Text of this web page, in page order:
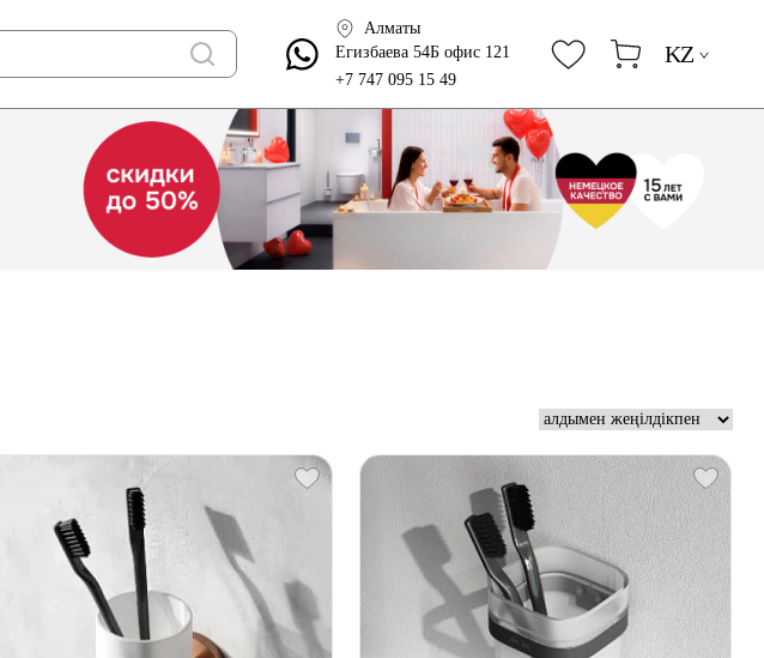
Алматы
Егизбаева 54Б офис 121
+7 747 095 15 49
KZ